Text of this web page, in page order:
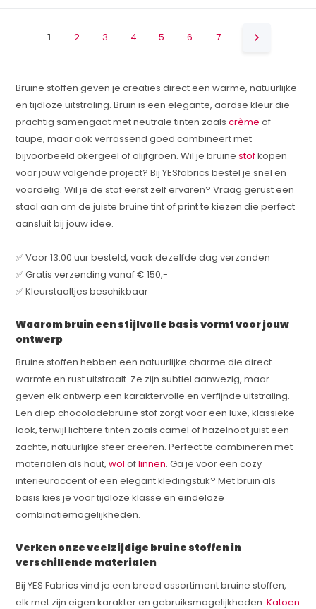
1 2 3 4 5 6 7
Bruine stoffen geven je creaties direct een warme, natuurlijke
en tijdloze uitstraling. Bruin is een elegante, aardse kleur die
prachtig samengaat met neutrale tinten zoalscrème of
taupe, maar ook verrassend goed combineert met
bijvoorbeeld okergeel of olijfgroen. Wil je bruinestofkopen
voor jouw volgende project? Bij YESfabrics bestel je snel en
voordelig. Wil je de stof eerst zelf ervaren? Vraag gerust een
staal aan om de juiste bruine tint of print te kiezen die perfect
aansluit bij jouw idee.
✅ Voor 13:00 uur besteld, vaak dezelfde dag verzonden
✅ Gratis verzending vanaf € 150,-
✅ Kleurstaaltjes beschikbaar
Waarom bruin een stijlvolle basis vormt voor jouw
ontwerp
Bruine stoffen hebben een natuurlijke charme die direct
warmte en rust uitstraalt. Ze zijn subtiel aanwezig, maar
geven elk ontwerp een karaktervolle en verfijnde uitstraling.
Een diep chocoladebruine stof zorgt voor een luxe, klassieke
look, terwijl lichtere tinten zoals camel of hazelnoot juist een
zachte, natuurlijke sfeer creëren. Perfect te combineren met
materialen als hout,wol oflinnen. Ga je voor een cozy
interieuraccent of een elegant kledingstuk? Met bruin als
basis kies je voor tijdloze klasse en eindeloze
combinatiemogelijkheden.
Verken onze veelzijdige bruine stoffen in
verschillende materialen
Bij YES Fabrics vind je een breed assortiment bruine stoffen,
elk met zijn eigen karakter en gebruiksmogelijkheden.Katoen